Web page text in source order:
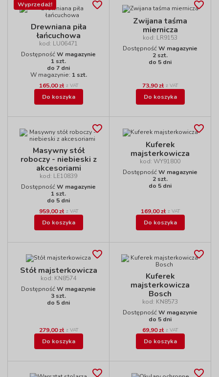
Wyprzedaż!
Drewniana piła
łańcuchowa
kod: LU06471
DostępnośćW magazynie
1 szt.
do 7 dni
W magazynie: 1 szt.
165,00 zł z VAT
Do koszyka
Zwijana taśma
miernicza
kod: LR9153
DostępnośćW magazynie
2 szt.
do 5 dni
73,90 zł z VAT
Do koszyka
Masywny stół
roboczy - niebieski z
akcesoriami
kod: LE10839
DostępnośćW magazynie
1 szt.
do 5 dni
959,00 zł z VAT
Do koszyka
Kuferek
majsterkowicza
kod: WY91800
DostępnośćW magazynie
2 szt.
do 5 dni
169,00 zł z VAT
Do koszyka
Stół majsterkowicza
kod: KN8574
DostępnośćW magazynie
3 szt.
do 5 dni
279,00 zł z VAT
Do koszyka
Kuferek
majsterkowicza
Bosch
kod: KN8573
DostępnośćW magazynie
do 5 dni
69,90 zł z VAT
Do koszyka